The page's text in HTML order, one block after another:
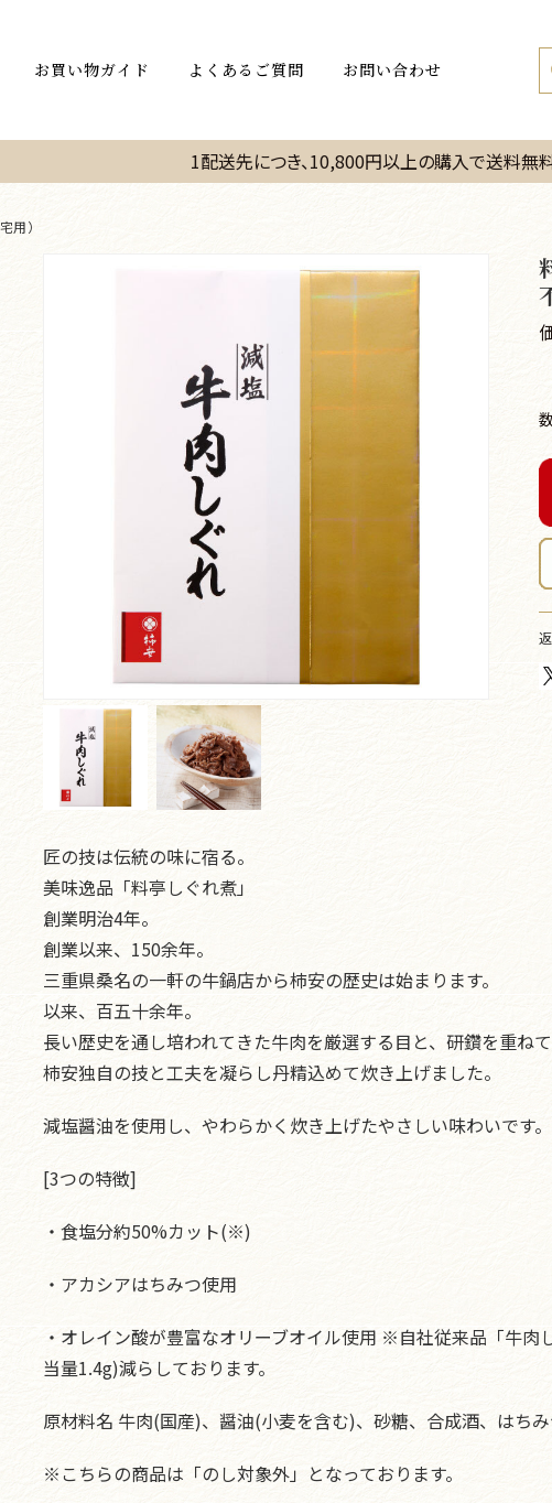
お買い物ガイド よくあるご質問 お問い合わせ
1配送先につき、10,800円以上の購入で送料無
用）
匠の技は伝統の味に宿る。
美味逸品「料亭しぐれ煮」
創業明治4年。
創業以来、150余年。
三重県桑名の一軒の牛鍋店から柿安の歴史は始まります。
以来、百五十余年。
長い歴史を通し培われてきた牛肉を厳選する目と、研鑽を重ね
柿安独自の技と工夫を凝らし丹精込めて炊き上げました。
減塩醤油を使用し、やわらかく炊き上げたやさしい味わいです。
[3つの特徴]
・食塩分約50%カット(※)
・アカシアはちみつ使用
・オレイン酸が豊富なオリーブオイル使用 ※自社従来品「牛
当量1.4g)減らしております。
原材料名 牛肉(国産)、醤油(小麦を含む)、砂糖、合成酒、はち
※こちらの商品は「のし対象外」となっております。